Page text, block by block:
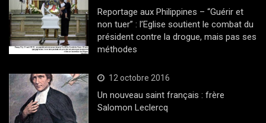
Reportage aux Philippines – “Guérir et
non tuer” : l’Eglise soutient le combat du
président contre la drogue, mais pas ses
méthodes
12 octobre 2016
Un nouveau saint français : frère
Salomon Leclercq